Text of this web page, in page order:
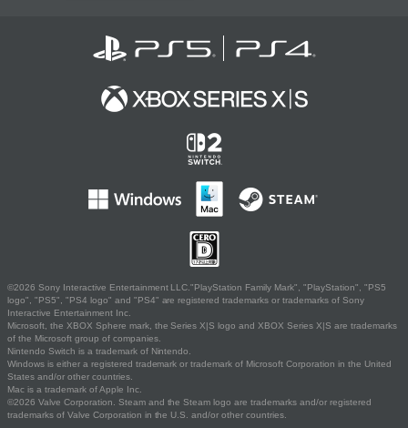
©2026 Sony Interactive Entertainment LLC."PlayStation Family Mark", "PlayStation", "PS5
logo", "PS5", "PS4 logo" and "PS4" are registered trademarks or trademarks of Sony
Interactive Entertainment Inc.
Microsoft, the XBOX Sphere mark, the Series X|S logo and XBOX Series X|S are trademarks
of the Microsoft group of companies.
Nintendo Switch is a trademark of Nintendo.
Windows is either a registered trademark or trademark of Microsoft Corporation in the United
States and/or other countries.
Mac is a trademark of Apple Inc.
©2026 Valve Corporation. Steam and the Steam logo are trademarks and/or registered
trademarks of Valve Corporation in the U.S. and/or other countries.